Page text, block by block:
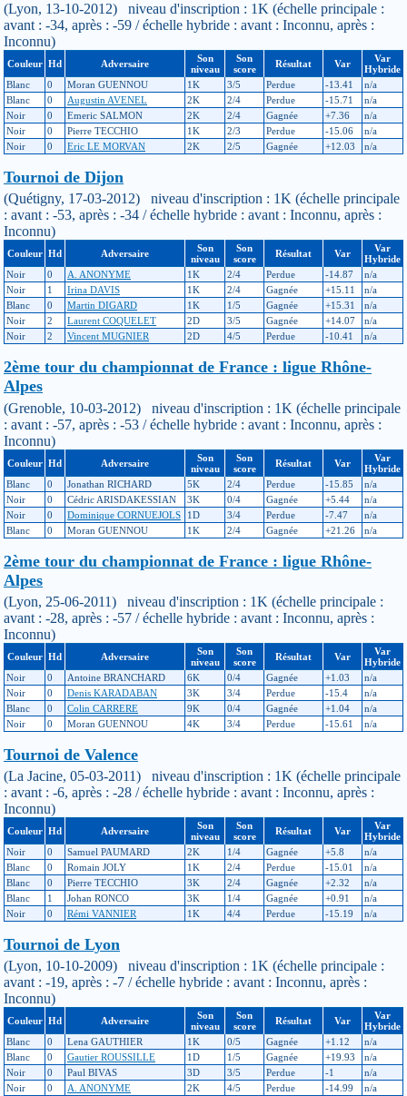
(Lyon, 13-10-2012) niveau d'inscription : 1K (échelle principale :
avant : -34, après : -59 / échelle hybride : avant : Inconnu, après :
Inconnu)
Couleur Hd Adversaire
Son
niveau
Son
score
Résultat Var
Var
Hybride
Blanc
0 Moran GUENNOU 1K 3/5 Perdue -13.41
n/a
Blanc
0 Augustin AVENEL 2K 2/4 Perdue -15.71
n/a
Noir
0 Emeric SALMON 2K 2/4 Gagnée +7.36
n/a
Noir
0 Pierre TECCHIO 1K 2/3 Perdue -15.06
n/a
Noir
0 Eric LE MORVAN 2K 2/5 Gagnée +12.03 n/a
Tournoi de Dijon
(Quétigny, 17-03-2012) niveau d'inscription : 1K (échelle principale
: avant : -53, après : -34 / échelle hybride : avant : Inconnu, après :
Inconnu)
Couleur Hd Adversaire
Son
niveau
Son
score
Résultat Var
Var
Hybride
Noir
0 A. ANONYME 1K 2/4 Perdue -14.87
n/a
Noir
1 Irina DAVIS 1K 2/4 Gagnée +15.11
n/a
Blanc
0 Martin DIGARD 1K 1/5 Gagnée +15.31
n/a
Noir
2 Laurent COQUELET 2D 3/5 Gagnée +14.07
n/a
Noir
2 Vincent MUGNIER 2D 4/5 Perdue -10.41 n/a
2ème tour du championnat de France : ligue Rhône-
Alpes
(Grenoble, 10-03-2012) niveau d'inscription : 1K (échelle principale
: avant : -57, après : -53 / échelle hybride : avant : Inconnu, après :
Inconnu)
Couleur Hd Adversaire
Son
niveau
Son
score
Résultat Var
Var
Hybride
Blanc
0 Jonathan RICHARD 5K 2/4 Perdue -15.85
n/a
Noir
0 Cédric ARISDAKESSIAN 3K 0/4 Gagnée +5.44
n/a
Noir
0 Dominique CORNUEJOLS 1D 3/4 Perdue -7.47
n/a
Blanc
0 Moran GUENNOU 1K 2/4 Gagnée +21.26 n/a
2ème tour du championnat de France : ligue Rhône-
Alpes
(Lyon, 25-06-2011) niveau d'inscription : 1K (échelle principale :
avant : -28, après : -57 / échelle hybride : avant : Inconnu, après :
Inconnu)
Couleur Hd Adversaire
Son
niveau
Son
score
Résultat Var
Var
Hybride
Noir
0 Antoine BRANCHARD 6K 0/4 Gagnée +1.03
n/a
Noir
0 Denis KARADABAN 3K 3/4 Perdue -15.4
n/a
Blanc
0 Colin CARRERE 9K 0/4 Gagnée +1.04
n/a
Noir
0 Moran GUENNOU 4K 3/4 Perdue -15.61 n/a
Tournoi de Valence
(La Jacine, 05-03-2011) niveau d'inscription : 1K (échelle principale
: avant : -6, après : -28 / échelle hybride : avant : Inconnu, après :
Inconnu)
Couleur Hd Adversaire
Son
niveau
Son
score
Résultat Var
Var
Hybride
Noir
0 Samuel PAUMARD 2K 1/4 Gagnée +5.8
n/a
Blanc
0 Romain JOLY 1K 2/4 Perdue -15.01
n/a
Blanc
0 Pierre TECCHIO 3K 2/4 Gagnée +2.32
n/a
Blanc
1 Johan RONCO 3K 1/4 Gagnée +0.91
n/a
Noir
0 Rémi VANNIER 1K 4/4 Perdue -15.19 n/a
Tournoi de Lyon
(Lyon, 10-10-2009) niveau d'inscription : 1K (échelle principale :
avant : -19, après : -7 / échelle hybride : avant : Inconnu, après :
Inconnu)
Couleur Hd Adversaire
Son
niveau
Son
score
Résultat Var
Var
Hybride
Blanc
0 Lena GAUTHIER 1K 0/5 Gagnée +1.12
n/a
Blanc
0 Gautier ROUSSILLE 1D 1/5 Gagnée +19.93
n/a
Noir
0 Paul BIVAS 3D 3/5 Perdue -1
n/a
Noir
0 A. ANONYME 2K 4/5 Perdue -14.99
n/a